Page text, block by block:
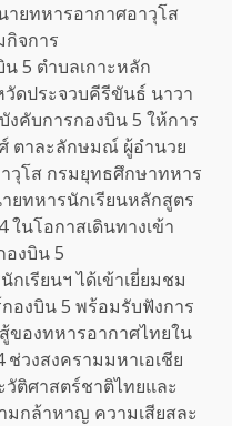
ายทหารอากาศอาวุโส
กิจการ
5 ตำบลเกาะหลัก
วัดประจวบคีรีขันธ์ นาวา
งคับการกองบิน 5 ให้การ
ตาละลักษมณ์ ผู้อำนวย
วุโส กรมยุทธศึกษาทหาร
ทหารนักเรียนหลักสูตร
นโอกาสเดินทางเข้า
งบิน 5
เรียนฯ ได้เข้าเยี่ยมชม
งบิน 5 พร้อมรับฟังการ
ของทหารอากาศไทยใน
วงสงครามมหาเอเชีย
ติศาสตร์ชาติไทยและ
กล้าหาญ ความเสียสละ